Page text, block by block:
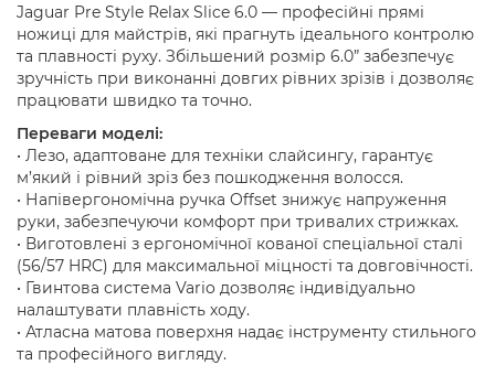
Jaguar Pre Style Relax Slice 6.0 — професійні прямі
ножиці для майстрів, які прагнуть ідеального контролю
та плавності руху. Збільшений розмір 6.0” забезпечує
зручність при виконанні довгих рівних зрізів і дозволяє
працювати швидко та точно.
Переваги моделі:
• Лезо, адаптоване для техніки слайсингу, гарантує
м’який і рівний зріз без пошкодження волосся.
• Напівергономічна ручка Offset знижує напруження
руки, забезпечуючи комфорт при тривалих стрижках.
• Виготовлені з ергономічної кованої спеціальної сталі
(56/57 HRC) для максимальної міцності та довговічності.
• Гвинтова система Vario дозволяє індивідуально
налаштувати плавність ходу.
• Атласна матова поверхня надає інструменту стильного
та професійного вигляду.